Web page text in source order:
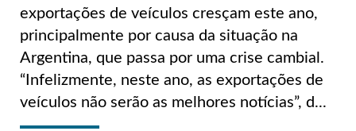
exportações de veículos cresçam este ano,
principalmente por causa da situação na
Argentina, que passa por uma crise cambial.
“Infelizmente, neste ano, as exportações de
veículos não serão as melhores notícias”, d...